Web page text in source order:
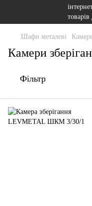
Шафи металеві
Камери
Фільтр